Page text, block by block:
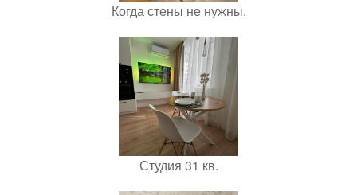
Когда стены не нужны.
Студия 31 кв.